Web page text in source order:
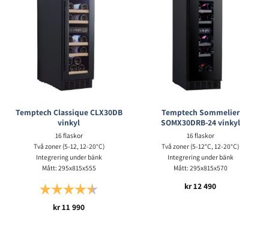
Temptech Classique CLX30DB
vinkyl
16 flaskor
Två zoner (5-12, 12-20°C)
Integrering under bänk
Mått: 295x815x555
Betyg:
kr11 990
Temptech Sommelier
SOMX30DRB-24 vinkyl
16 flaskor
Två zoner (5-12°C, 12-20°C)
Integrering under bänk
Mått: 295x815x570
kr12 490